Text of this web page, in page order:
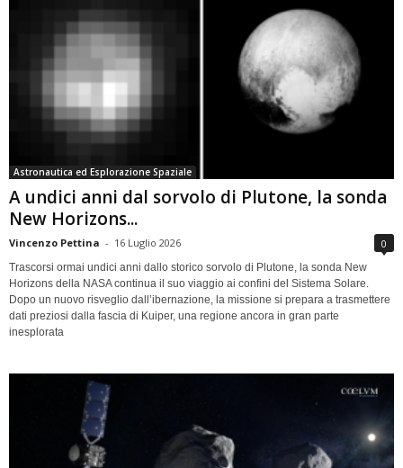
Astronautica ed Esplorazione Spaziale
A undici anni dal sorvolo di Plutone, la sonda
New Horizons...
Vincenzo Pettina - 16 Luglio 2026 0
Trascorsi ormai undici anni dallo storico sorvolo di Plutone, la sonda New
Horizons della NASA continua il suo viaggio ai confini del Sistema Solare.
Dopo un nuovo risveglio dall’ibernazione, la missione si prepara a trasmettere
dati preziosi dalla fascia di Kuiper, una regione ancora in gran parte
inesplorata